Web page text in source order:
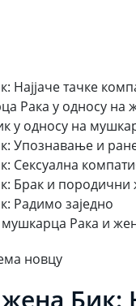
Најјаче тачке
Рака у односу на
у односу на
Упознавање и
Сексуална
Брак и породични
Радимо заједно
Рака и
новцу
Бик: